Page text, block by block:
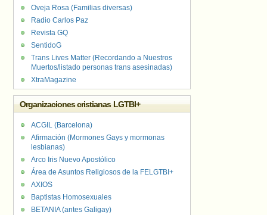
Oveja Rosa (Familias diversas)
Radio Carlos Paz
Revista GQ
SentidoG
Trans Lives Matter (Recordando a Nuestros
Muertos/listado personas trans asesinadas)
XtraMagazine
Organizaciones cristianas LGTBI+
ACGIL (Barcelona)
Afirmación (Mormones Gays y mormonas
lesbianas)
Arco Iris Nuevo Apostólico
Área de Asuntos Religiosos de la FELGTBI+
AXIOS
Baptistas Homosexuales
BETANIA (antes Galigay)